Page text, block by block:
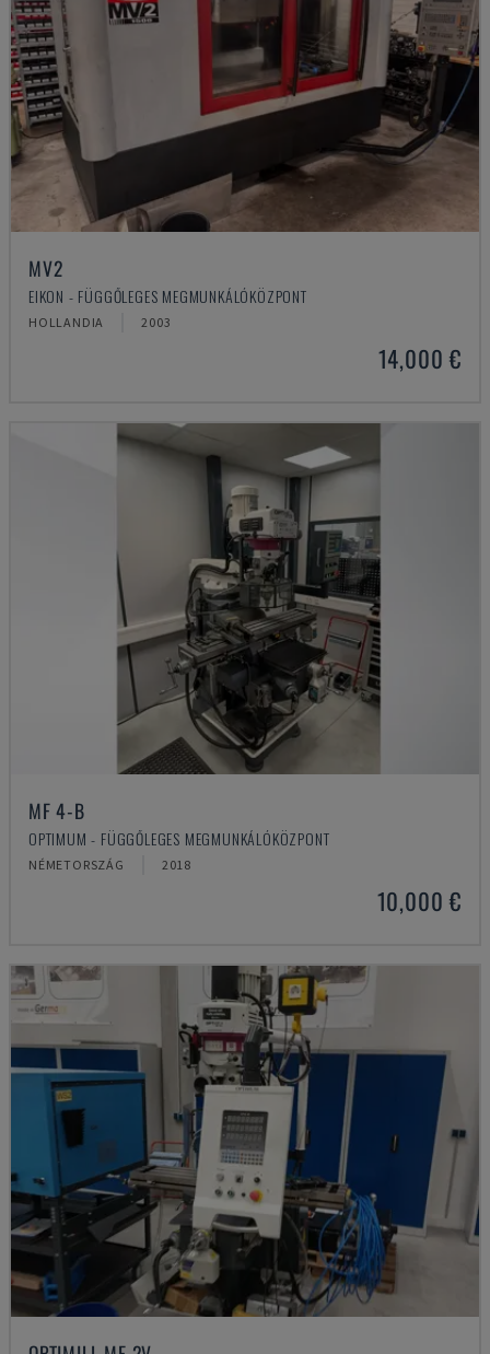
MV2
EIKON - FÜGGŐLEGES MEGMUNKÁLÓKÖZPONT
HOLLANDIA 2003
14,000 €
MF 4-B
OPTIMUM - FÜGGŐLEGES MEGMUNKÁLÓKÖZPONT
NÉMETORSZÁG 2018
10,000 €